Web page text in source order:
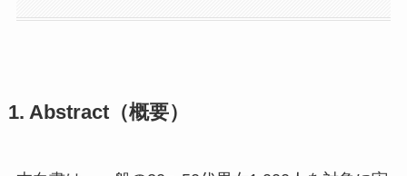
1. Abstract（概要）